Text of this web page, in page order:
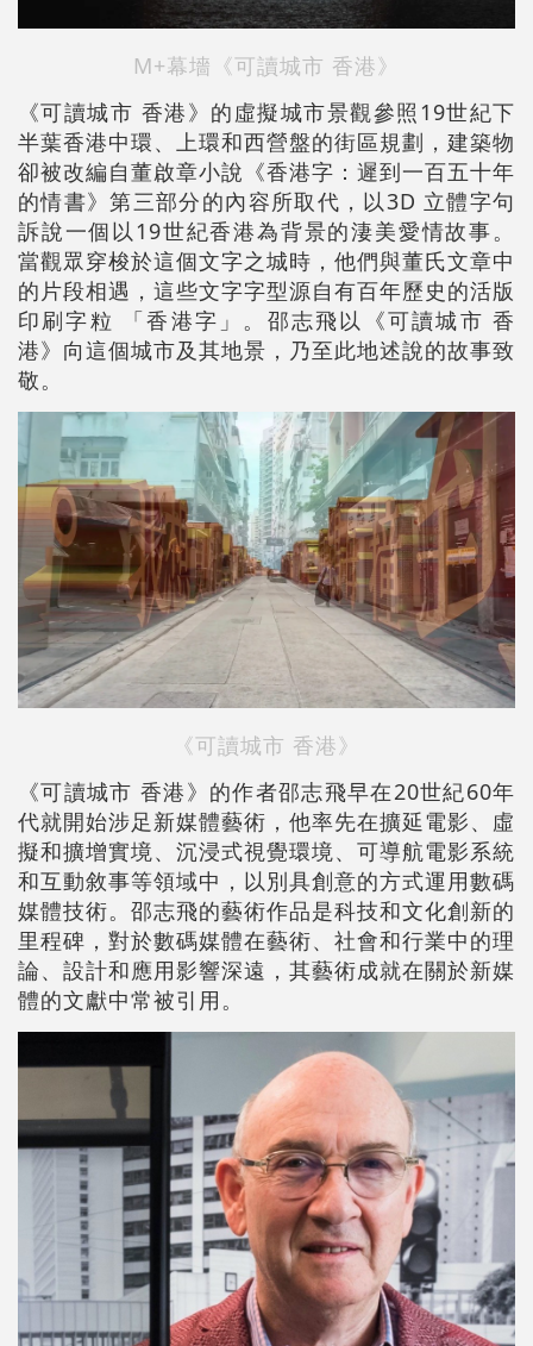
M+幕墻《可讀城市 香港》
《可讀城市 香港》的虛擬城市景觀參照19世紀下
半葉香港中環、上環和西營盤的街區規劃，建築物
卻被改編自董啟章小說《香港字：遲到一百五十年
的情書》第三部分的內容所取代，以3D 立體字句
訴說一個以19世紀香港為背景的淒美愛情故事。
當觀眾穿梭於這個文字之城時，他們與董氏文章中
的片段相遇，這些文字字型源自有百年歷史的活版
印刷字粒 「香港字」。邵志飛以《可讀城市 香
港》向這個城市及其地景，乃至此地述說的故事致
敬。
《可讀城市 香港》
《可讀城市 香港》的作者邵志飛早在20世紀60年
代就開始涉足新媒體藝術，他率先在擴延電影、虛
擬和擴增實境、沉浸式視覺環境、可導航電影系統
和互動敘事等領域中，以別具創意的方式運用數碼
媒體技術。邵志飛的藝術作品是科技和文化創新的
里程碑，對於數碼媒體在藝術、社會和行業中的理
論、設計和應用影響深遠，其藝術成就在關於新媒
體的文獻中常被引用。